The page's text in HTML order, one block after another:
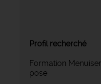
Profil recherché
Formation
pose